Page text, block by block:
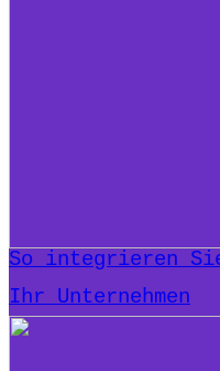
So integrieren
Ihr Unternehmen